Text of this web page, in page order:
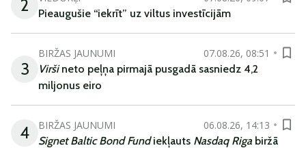
2
Pieaugušie “iekrīt” uz viltus investīcijām
3
BIRŽAS JAUNUMI
07.08.26, 08:51
Viršineto peļņa pirmajā pusgadā sasniedz 4,2
miljonus eiro
4 BIRŽAS JAUNUMI
06.08.26, 14:13
Signet Baltic Bond Fundiekļauts Nasdaq Riga biržā